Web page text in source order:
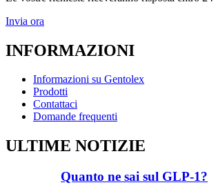
Invia ora
INFORMAZIONI
Informazioni su Gentolex
Prodotti
Contattaci
Domande frequenti
ULTIME NOTIZIE
Quanto ne sai sul GLP-1?